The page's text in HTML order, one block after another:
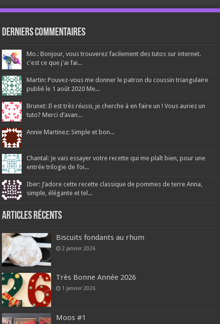
Derniers Commentaires
Mo.: Bonjour, vous trouverez facilement des tutos sur internet.
c'est ce que j'ai fai...
Martin: Pouvez-vous me donner le patron du coussin triangulaire
publié le 1 août 2020 Me...
Brunet: Il est très réussi, je cherche à en faire un ! Vous auriez un
tuto? Merci d’avan...
Annie Martinez: Simple et bon...
Chantal: Je vais essayer votre recette qui me plaît bien, pour une
entrée trilogie de foi...
Iber: J’adore cette recette classique de pommes de terre Anna,
simple, élégante et tel...
Articles récents
Biscuits fondants au rhum
2 janvier 2026
Très Bonne Année 2026
1 janvier 2026
Moos #1